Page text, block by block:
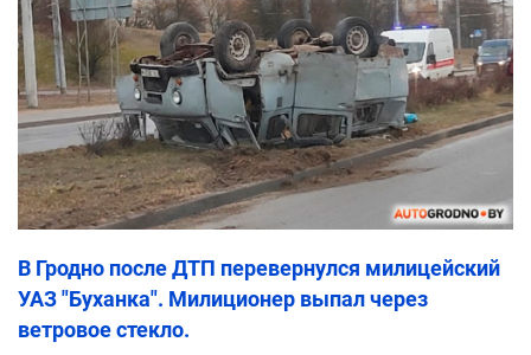
В Гродно после ДТП перевернулся милицейский
УАЗ "Буханка". Милиционер выпал через
ветровое стекло.